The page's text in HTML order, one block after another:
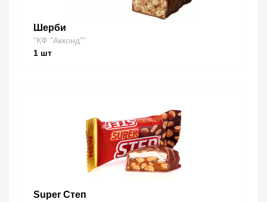
Шерби
"КФ "Акконд""
1 шт
Super Степ